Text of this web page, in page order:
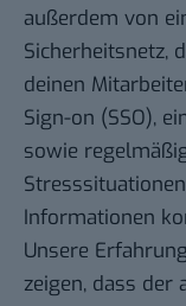
außerdem von
Sicherheitsnetz,
deinen
Sign-on (SSO),
sowie
Informationen
Unsere
zeigen, dass der